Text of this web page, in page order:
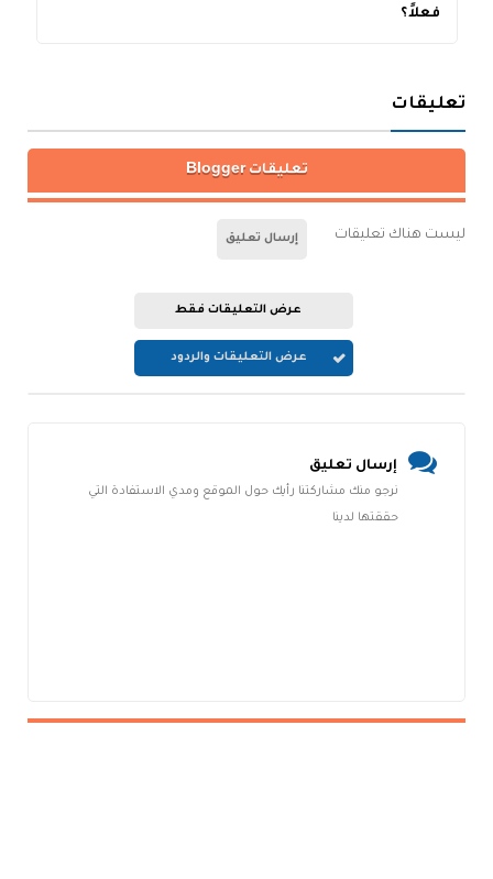
فعلاً؟
تعليقات
تعليقات Blogger
ليست هناك تعليقات إرسال تعليق
عرض التعليقات فقط
عرض التعليقات والردود
إرسال تعليق
نرجو منك مشاركتنا رأيك حول الموقع ومدي الاستفادة التي
حققتها لدينا